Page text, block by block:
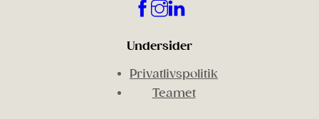
Undersider
Privatlivspolitik
Teamet